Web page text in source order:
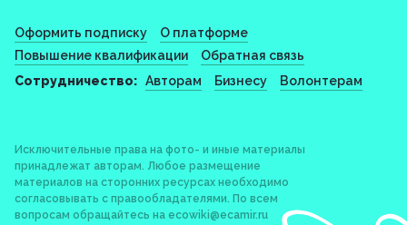
Оформить подписку
О платформе
Повышение квалификации
Обратная связь
Сотрудничество: Авторам Бизнесу Волонтерам
Исключительные права на фото- и иные материалы
принадлежат авторам. Любое размещение
материалов на сторонних ресурсах необходимо
согласовывать с правообладателями. По всем
вопросам обращайтесь на ecowiki@ecamir.ru